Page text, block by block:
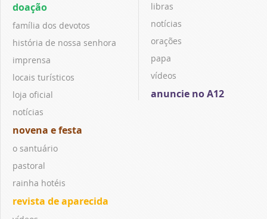
doação
família dos devotos
história de nossa senhora
imprensa
locais turísticos
loja oficial
notícias
novena e festa
o santuário
pastoral
rainha hotéis
revista de aparecida
libras
notícias
orações
papa
vídeos
anuncie no A12